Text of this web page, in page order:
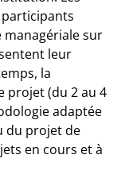
managériale sur
leur
la
projet (du 2 au 4
adaptée
du projet de
en cours et à